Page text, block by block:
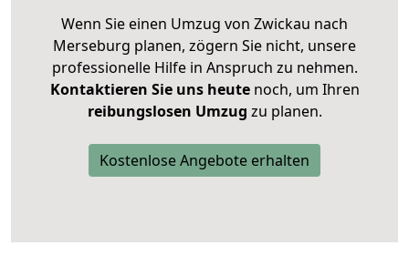
Wenn Sie einen Umzug von Zwickau nach
Merseburg planen, zögern Sie nicht, unsere
professionelle Hilfe in Anspruch zu nehmen.
Kontaktieren Sie uns heutenoch, um Ihren
reibungslosen Umzug zu planen.
Kostenlose Angebote erhalten